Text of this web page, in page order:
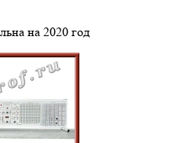
на 2020 год